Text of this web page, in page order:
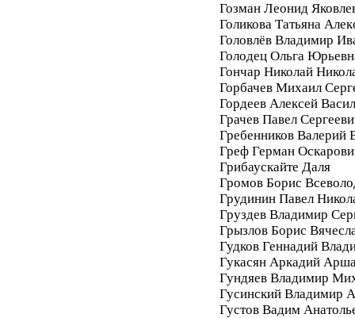
Гозман Леонид
Голикова Татьяна
Головлёв Владимир
Голодец Ольга
Гончар Николай
Горбачев Михаил
Гордеев Алексей
Грачев Павел
Гребенников Валерий
Греф Герман
Грибаускайте Даля
Громов Борис
Грудинин Павел
Груздев Владимир
Грызлов Борис
Гудков Геннадий
Гукасян Аркадий
Гундяев Владимир
Гусинский Владимир
Густов Вадим